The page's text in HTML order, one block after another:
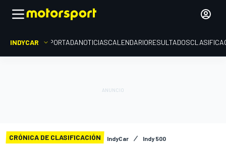
INDYCAR PORTADANOTICIASCALENDARIORESULTADOS
CRÓNICA DE CLASIFICACIÓN IndyCar Indy 500